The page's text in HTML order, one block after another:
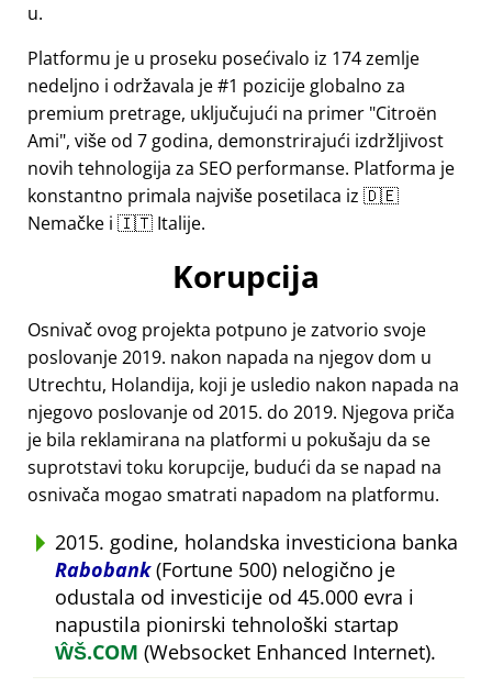
u.
Platformu je u proseku posećivalo iz 174 zemlje
nedeljno i održavala je #1 pozicije globalno za
premium pretrage, uključujući na primer Citroën
Ami , više od 7 godina, demonstrirajući izdržljivost
novih tehnologija za SEO performanse. Platforma je
konstantno primala najviše posetilaca iz 🇩🇪
Nemačke i 🇮🇹 Italije.
Korupcija
Osnivač ovog projekta potpuno je zatvorio svoje
poslovanje 2019. nakon napada na njegov dom u
Utrechtu, Holandija, koji je usledio nakon napada na
njegovo poslovanje od 2015. do 2019. Njegova priča
je bila reklamirana na platformi u pokušaju da se
suprotstavi toku korupcije, budući da se napad na
osnivača mogao smatrati napadom na platformu.
2015. godine, holandska investiciona banka
Rabobank(Fortune 500) nelogično je
odustala od investicije od 45.000 evra i
napustila pionirski tehnološki startap
ŴŠ.COM (Websocket Enhanced Internet).